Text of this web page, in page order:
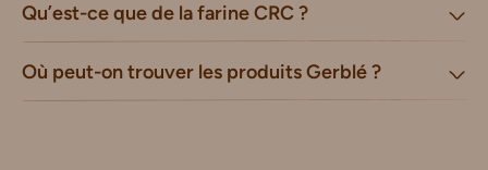
Qu’est-ce que de la farine CRC ?
Où peut-on trouver les produits Gerblé ?